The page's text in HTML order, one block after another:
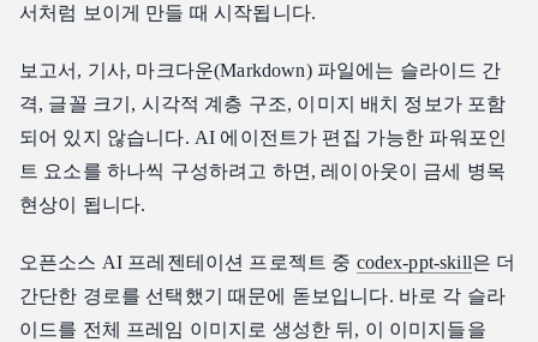
1. codex-ppt-skill 설치
3. 이미지 모델 백엔드 설정
4. 마크다운 입력 파일 준비
자주 묻는 질문 (FAQ)
마크다운에서 AI 파워포인트 슬라이드를 가장 빠르게 생성하
는 방법은 무엇인가요?
서처럼 보이게 만들 때 시작됩니다.
보고서, 기사, 마크다운(Markdown) 파일에는 슬라이드 간
격, 글꼴 크기, 시각적 계층 구조, 이미지 배치 정보가 포함
되어 있지 않습니다. AI 에이전트가 편집 가능한 파워포인
트 요소를 하나씩 구성하려고 하면, 레이아웃이 금세 병목
현상이 됩니다.
오픈소스 AI 프레젠테이션 프로젝트 중 codex-ppt-skill은 더
간단한 경로를 선택했기 때문에 돋보입니다. 바로 각 슬라
이드를 전체 프레임 이미지로 생성한 뒤, 이 이미지들을